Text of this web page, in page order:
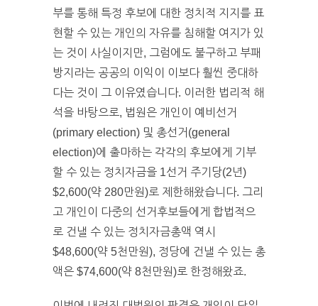
부를 통해 특정 후보에 대한 정치적 지지를 표
현할 수 있는 개인의 자유를 침해할 여지가 있
는 것이 사실이지만, 그럼에도 불구하고 부패
방지라는 공공의 이익이 이보다 훨씬 중대하
다는 것이 그 이유였습니다. 이러한 법리적 해
석을 바탕으로, 법원은 개인이 예비선거
(primary election) 및 총선거(general
election)에 출마하는 각각의 후보에게 기부
할 수 있는 정치자금을 1선거 주기당(2년)
$2,600(약 280만원)로 제한해왔습니다. 그리
고 개인이 다중의 선거후보들에게 합법적으
로 건낼 수 있는 정치자금총액 역시
$48,600(약 5천만원), 정당에 건낼 수 있는 총
액은 $74,600(약 8천만원)로 한정해왔죠.